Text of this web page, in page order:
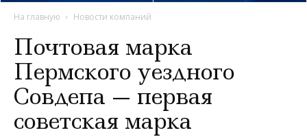
На главную Новости компаний
Почтовая марка
Пермского уездного
Совдепа — первая
советская марка